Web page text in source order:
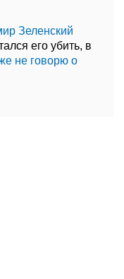
Зеленский
его убить, в
не говорю о